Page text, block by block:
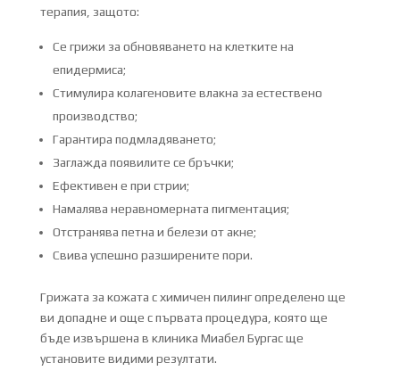
терапия, защото:
Се грижи за обновяването на клетките на
епидермиса;
Стимулира колагеновите влакна за естествено
производство;
Гарантира подмладяването;
Заглажда появилите се бръчки;
Ефективен е при стрии;
Намалява неравномерната пигментация;
Отстранява петна и белези от акне;
Свива успешно разширените пори.
Грижата за кожата с химичен пилинг определено ще
ви допадне и още с първата процедура, която ще
бъде извършена в клиника Миабел Бургас ще
установите видими резултати.